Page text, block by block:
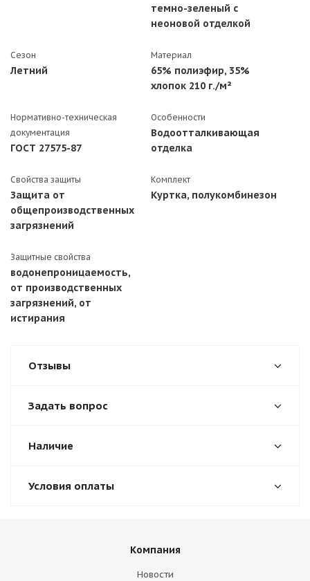
темно-зеленый с
неоновой отделкой
Сезон
Летний
Материал
65% полиэфир, 35%
хлопок 210 г./м²
Нормативно-техническая
документация
ГОСТ 27575-87
Особенности
Водоотталкивающая
отделка
Свойства защиты
Защита от
общепроизводственных
загрязнений
Комплект
Куртка, полукомбинезон
Защитные свойства
водонепроницаемость,
от производственных
загрязнений, от
истирания
Отзывы
Задать вопрос
Наличие
Условия оплаты
Компания
Новости